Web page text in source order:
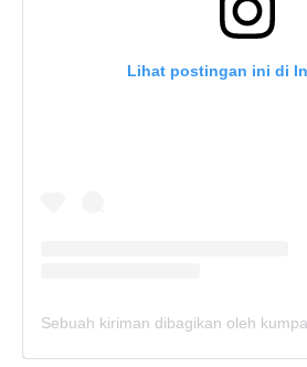
Lihat postingan ini di